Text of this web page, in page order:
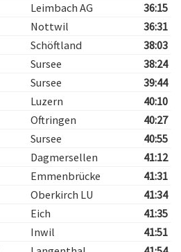
Leimbach AG
36:15
Nottwil
36:31
Schöftland
38:03
Sursee
38:24
Sursee
39:44
Luzern
40:10
Oftringen
40:27
Sursee
40:55
Dagmersellen
41:12
Emmenbrücke
41:31
Oberkirch LU
41:34
Eich
41:35
Inwil
41:51